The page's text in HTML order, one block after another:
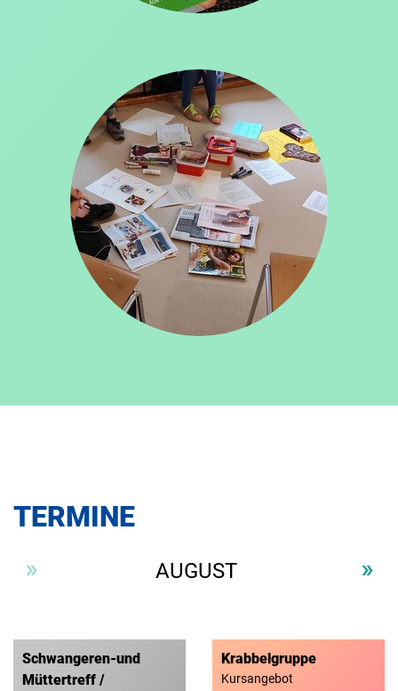
TERMINE
AUGUST
Schwangeren-und
Müttertreff /
Krabbelgruppe
Kursangebot